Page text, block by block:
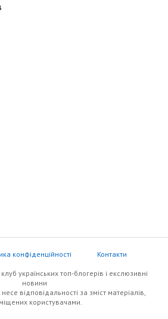
конфіденційності Контакти
українських топ-блогерів i екслюзивнi
новини
відповідальності за зміст матеріалів,
користувачами.